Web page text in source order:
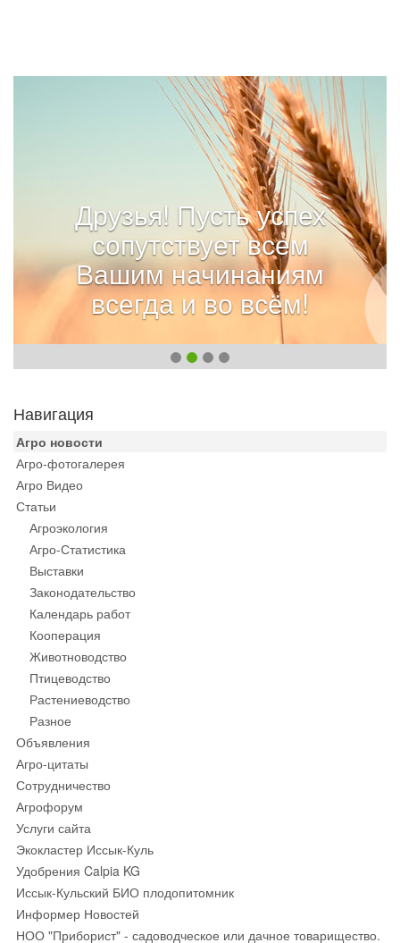
Друзья! Пусть успех
сопутствует всем
Вашим начинаниям
всегда и во всём!
Навигация
Агро новости
Агро-фотогалерея
Агро Видео
Статьи
Агроэкология
Агро-Статистика
Выставки
Законодательство
Календарь работ
Кооперация
Животноводство
Птицеводство
Растениеводство
Разное
Объявления
Агро-цитаты
Сотрудничество
Агрофорум
Услуги сайта
Экокластер Иссык-Куль
Удобрения Calpia KG
Иссык-Кульский БИО плодопитомник
Информер Новостей
НОО "Приборист" - садоводческое или дачное товарищество.